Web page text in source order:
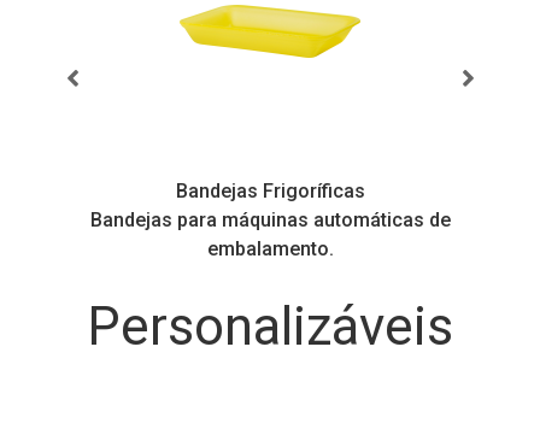
Bandejas Frigoríficas
Bandejas para máquinas automáticas de
embalamento.
Personalizáveis